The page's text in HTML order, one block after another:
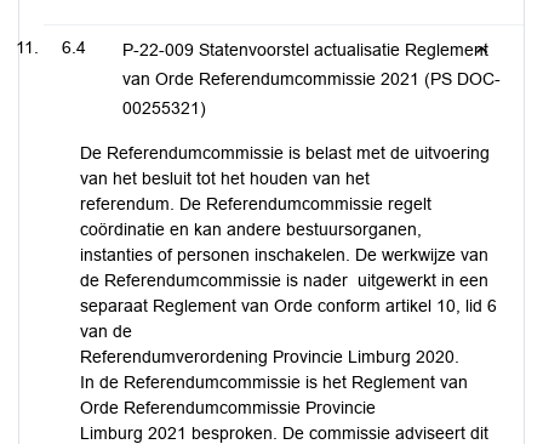
6.4
P-22-009 Statenvoorstel actualisatie Reglement
van Orde Referendumcommissie 2021 (PS DOC-
00255321)
De Referendumcommissie is belast met de uitvoering
van het besluit tot het houden van het
referendum. De Referendumcommissie regelt
coördinatie en kan andere bestuursorganen,
instanties of personen inschakelen. De werkwijze van
de Referendumcommissie is nader uitgewerkt in een
separaat Reglement van Orde conform artikel 10, lid 6
van de
Referendumverordening Provincie Limburg 2020.
In de Referendumcommissie is het Reglement van
Orde Referendumcommissie Provincie
Limburg 2021 besproken. De commissie adviseert dit